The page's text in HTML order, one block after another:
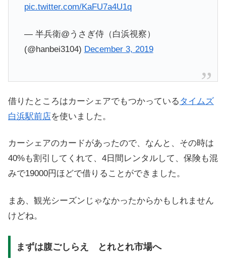
pic.twitter.com/KaFU7a4U1q
— 半兵衛@うさぎ侍（白浜視察）
(@hanbei3104) December 3, 2019
借りたところはカーシェアでもつかっている タイムズ
白浜駅前店を使いました。
カーシェアのカードがあったので、なんと、その時は
40%も割引してくれて、4日間レンタルして、保険も混
みで19000円ほどで借りることができました。
まあ、観光シーズンじゃなかったからかもしれません
けどね。
まずは腹ごしらえ とれとれ市場へ